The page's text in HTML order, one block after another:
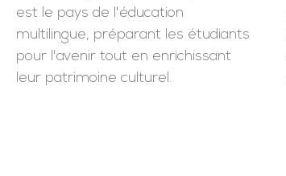
est le pays de l'éducation
multilingue, préparant les étudiants
pour l'avenir tout en enrichissant
leur patrimoine culturel.